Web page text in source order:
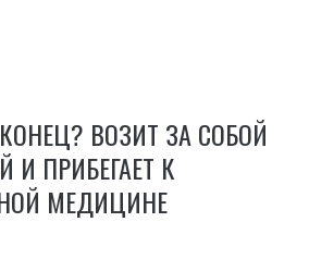
ВОЗИТ ЗА СОБОЙ
И ПРИБЕГАЕТ К
МЕДИЦИНЕ